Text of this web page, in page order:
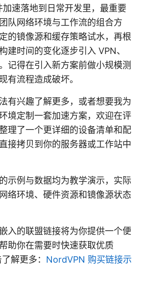
速落地到日常开发里，最重要
队网络环境与工作流的组合方
的镜像源和缓存策略试水，再根
建时间的变化逐步引入 VPN、
记得在引入新方案前做小规模测
有流程造成破坏。
有兴趣了解更多，或者想要我为
境定制一套加速方案，欢迎在评
理了一个更详细的设备清单和配
接拷贝到你的服务器或工作站中
示例与数据均为教学演示，实际
络环境、硬件资源和镜像源状态
入的联盟链接将为你提供一个便
助你在需要时快速获取优质
解更多： NordVPN 购买链接示